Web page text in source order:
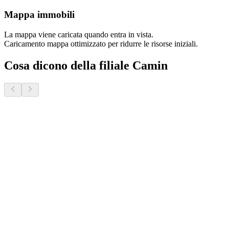
Mappa immobili
La mappa viene caricata quando entra in vista.
Caricamento mappa ottimizzato per ridurre le risorse iniziali.
Cosa dicono della filiale Camin